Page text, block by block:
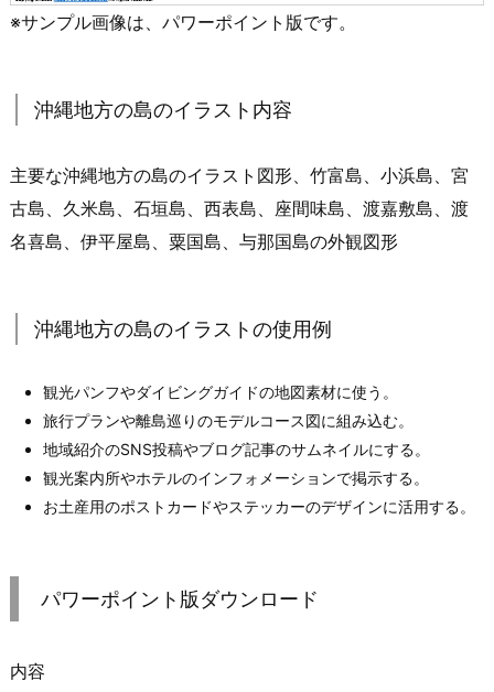
※サンプル画像は、パワーポイント版です。
沖縄地方の島のイラスト内容
主要な沖縄地方の島のイラスト図形、竹富島、小浜島、宮
古島、久米島、石垣島、西表島、座間味島、渡嘉敷島、渡
名喜島、伊平屋島、粟国島、与那国島の外観図形
沖縄地方の島のイラストの使用例
観光パンフやダイビングガイドの地図素材に使う。
旅行プランや離島巡りのモデルコース図に組み込む。
地域紹介のSNS投稿やブログ記事のサムネイルにする。
観光案内所やホテルのインフォメーションで掲示する。
お土産用のポストカードやステッカーのデザインに活用する。
パワーポイント版ダウンロード
内容